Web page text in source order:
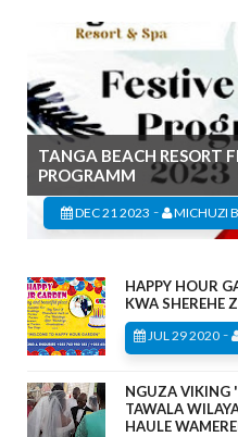
TANGA BEACH RESORT
PROGRAMM
DEC 21 2023 - MICHUZI
HAPPY HOUR
KWA SHEREHE
JUL 29 2020 -
NGUZA VIKING
TAWALA
HAULE